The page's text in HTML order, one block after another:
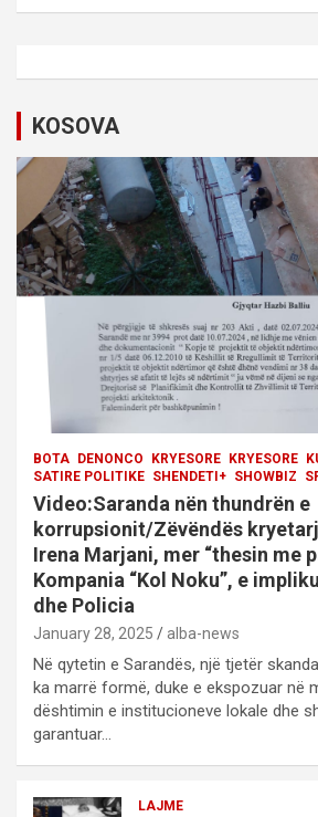
a
a
i
o
n
KOSOVA
BOTA DENONCO KRYESORE KRYESORE
SATIRE POLITIKE SHENDETI+ SHOWBIZ
Video:Saranda nën thundrën e
korrupsionit/Zëvëndës
Irena Marjani, mer “thesin me
Kompania “Kol Noku”, e
dhe Policia
January 28, 2025 alba-news
Në qytetin e Sarandës, një tjetër
ka marrë formë, duke e ekspozuar në
dështimin e institucioneve lokale dhe
garantuar…
LAJME